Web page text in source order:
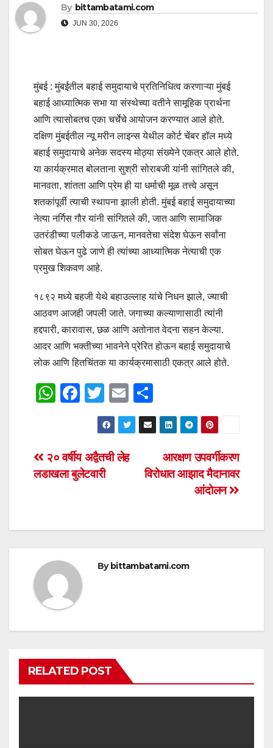
By bittambatami.com
JUN 30, 2026
मुंबई : मुंबईतील बहाई समुदायाचे प्रतिनिधित्व करणाऱ्या मुंबई
बहाई आध्यात्मिक सभा या संस्थेच्या वतीने सामूहिक प्रार्थना
आणि त्यासोबतच एका चर्चेचे आयोजन करण्यात आले होते.
दक्षिण मुंबईतील न्यू मरीन लाइन्स येथील कोर्ट चेंबर हॉल मध्ये
बहाई समुदायाचे अनेक सदस्य मोठ्या संख्येने एकत्र आले होते.
या कार्यक्रमात बोलताना सुश्री सोराबजी यांनी सांगितले की,
मानवता, शांतता आणि प्रेम ही या धर्माची मूळ तत्त्वे असून
शतकांपूर्वी त्याची स्थापना झाली होती. मुंबई बहाई समुदायाच्या
नेत्या नर्गिस गौर यांनी सांगितले की, जात आणि सामाजिक
उतरंडीच्या पलीकडे जाऊन, मानवतेचा संदेश घेऊन सर्वांना
सोबत घेऊन पुढे जाणे ही त्यांच्या आध्यात्मिक नेत्याची एक
प्रमुख शिकवण आहे.
१८९२ मध्ये बहजी येथे बहाउल्लाह यांचे निधन झाले, ज्याची
आठवण आजही जपली जाते. जगाच्या कल्याणासाठी त्यांनी
हद्दपारी, कारावास, छळ आणि अतोनात वेदना सहन केल्या.
आदर आणि भक्तीच्या भावनेने प्रेरित होऊन बहाई समुदायाचे
लोक आणि हितचिंतक या कार्यक्रमासाठी एकत्र आले होते.
W
s
A
F
e
b
k
T
wi
tt
er
E
m
ail
h
ar
e
Post
navigation
आरक्षण उपवर्गीकरण
विरोधात आझाद मैदानावर
आंदोलन
२० वर्षीय अद्वैतची लेह
लडाखला बुलेटवारी
By bittambatami.com
RELATED POST